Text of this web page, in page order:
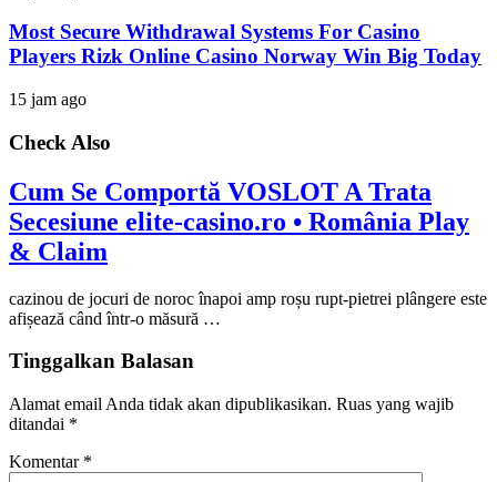
Most Secure Withdrawal Systems For Casino
Players Rizk Online Casino Norway Win Big Today
15 jam ago
Check Also
Cum Se Comportă VOSLOT A Trata
Secesiune elite-casino.ro • România Play
& Claim
cazinou de jocuri de noroc înapoi amp roșu rupt-pietrei plângere este
afișează când într-o măsură …
Tinggalkan Balasan
Alamat email Anda tidak akan dipublikasikan. Ruas yang wajib
ditandai *
Komentar *